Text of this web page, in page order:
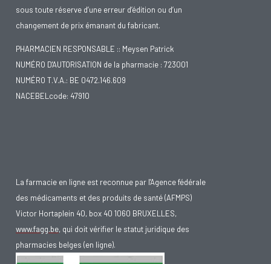
sous toute réserve d’une erreur d’édition ou d’un
changement de prix émanant du fabricant.
PHARMACIEN RESPONSABLE :: Meysen Patrick
NUMÉRO D'AUTORISATION de la pharmacie : 723001
NUMÉRO T.V.A.: BE 0472.146.609
NACEBELcode: 47910
La farmacie en ligne est reconnue par l'Agence fédérale
des médicaments et des produits de santé (AFMPS)
Victor Hortaplein 40, box 40 1060 BRUXELLES,
www.fagg.be, qui doit vérifier le statut juridique des
pharmacies belges (en ligne).